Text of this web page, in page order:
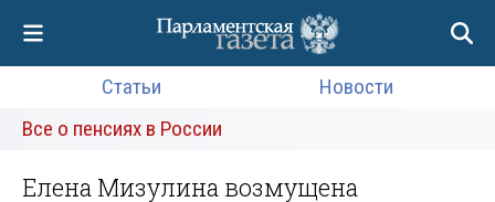
Статьи
Новости
Все о пенсиях в России
Елена Мизулина возмущена